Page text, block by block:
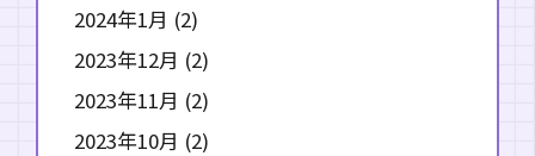
2024年1月 (2)
2023年12月 (2)
2023年11月 (2)
2023年10月 (2)